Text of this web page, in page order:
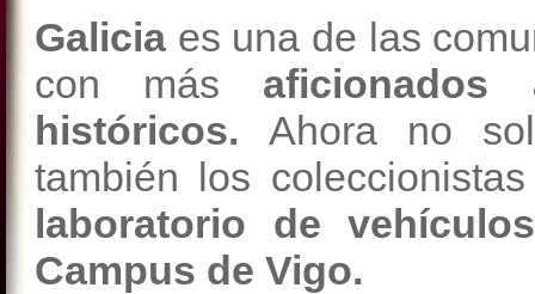
Galicia es una de las
con más
históricos. Ahora no
también los
laboratorio de
Campus de Vigo.